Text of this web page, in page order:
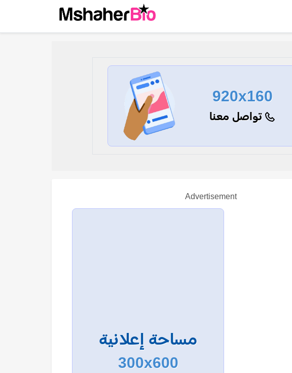
920x160
تواصل معنا
Advertisement
مساحة إعلانية
300x600